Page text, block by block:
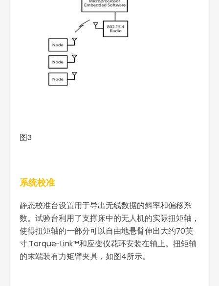
图3
系统校准
静态校准台设置用于导出无线数据的斜率和偏移系
数。试验台利用了支撑床中的无人机的实际扭矩轴，
使得扭矩轴的一部分可以自由地悬臂伸出大约70英
寸.Torque-Link™和应变仪花环安装在轴上。扭矩轴
的末端装有力矩臂夹具，如图4所示。